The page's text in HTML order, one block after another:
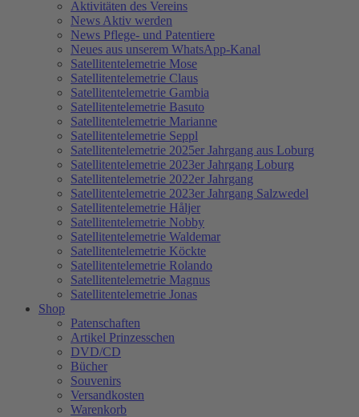
Aktivitäten des Vereins
News Aktiv werden
News Pflege- und Patentiere
Neues aus unserem WhatsApp-Kanal
Satellitentelemetrie Mose
Satellitentelemetrie Claus
Satellitentelemetrie Gambia
Satellitentelemetrie Basuto
Satellitentelemetrie Marianne
Satellitentelemetrie Seppl
Satellitentelemetrie 2025er Jahrgang aus Loburg
Satellitentelemetrie 2023er Jahrgang Loburg
Satellitentelemetrie 2022er Jahrgang
Satellitentelemetrie 2023er Jahrgang Salzwedel
Satellitentelemetrie Håljer
Satellitentelemetrie Nobby
Satellitentelemetrie Waldemar
Satellitentelemetrie Köckte
Satellitentelemetrie Rolando
Satellitentelemetrie Magnus
Satellitentelemetrie Jonas
Shop
Patenschaften
Artikel Prinzesschen
DVD/CD
Bücher
Souvenirs
Versandkosten
Warenkorb